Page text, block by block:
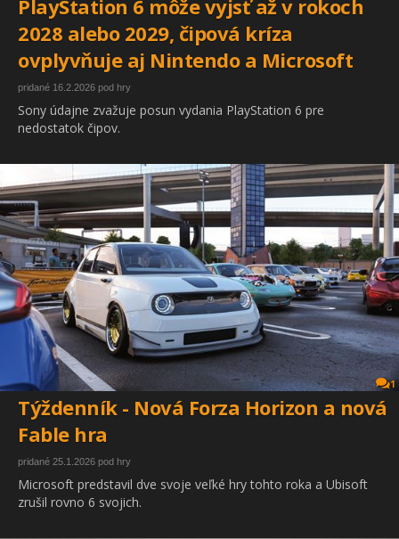
PlayStation 6 môže vyjsť až v rokoch
2028 alebo 2029, čipová kríza
ovplyvňuje aj Nintendo a Microsoft
pridané 16.2.2026 pod hry
Sony údajne zvažuje posun vydania PlayStation 6 pre
nedostatok čipov.
1
Týždenník - Nová Forza Horizon a nová
Fable hra
pridané 25.1.2026 pod hry
Microsoft predstavil dve svoje veľké hry tohto roka a Ubisoft
zrušil rovno 6 svojich.